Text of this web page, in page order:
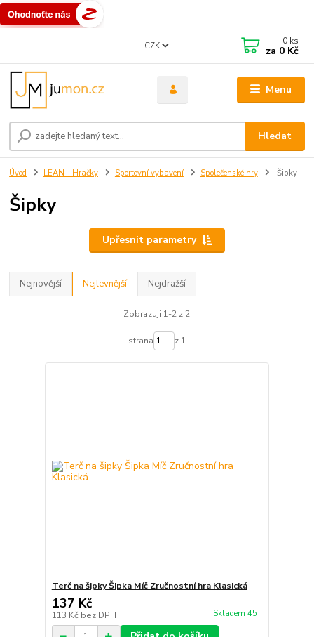
Menu
CZK
Hledat
0 ks
za 0 Kč
Úvod LEAN - Hračky Sportovní vybavení Společenské hry Šipky
Šipky
Upřesnit parametry
Nejnovější Nejlevnější Nejdražší
Zobrazuji 1-2 z 2
strana z 1
Terč na šipky Šipka Míč Zručnostní hra Klasická
137 Kč
113 Kč bez DPH Skladem 45